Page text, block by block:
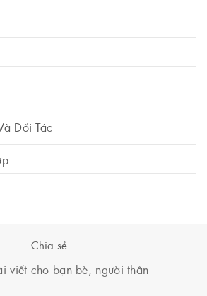
Đối Tác
Chia sẻ
viết cho bạn bè, người thân